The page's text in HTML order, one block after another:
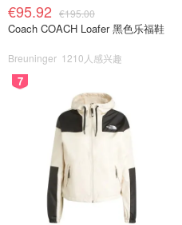
€95.92 €195.00
Coach COACH Loafer 黑色乐福鞋
Breuninger 1210人感兴趣
7